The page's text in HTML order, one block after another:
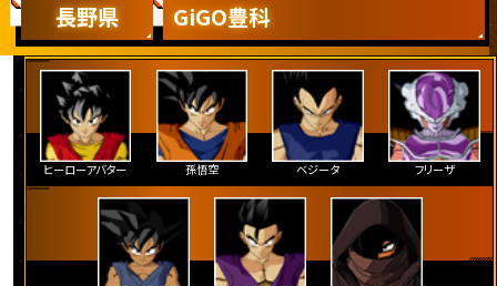
長野県 GiGO豊科
ヒーローアバター 孫悟空 ベジータ フリーザ